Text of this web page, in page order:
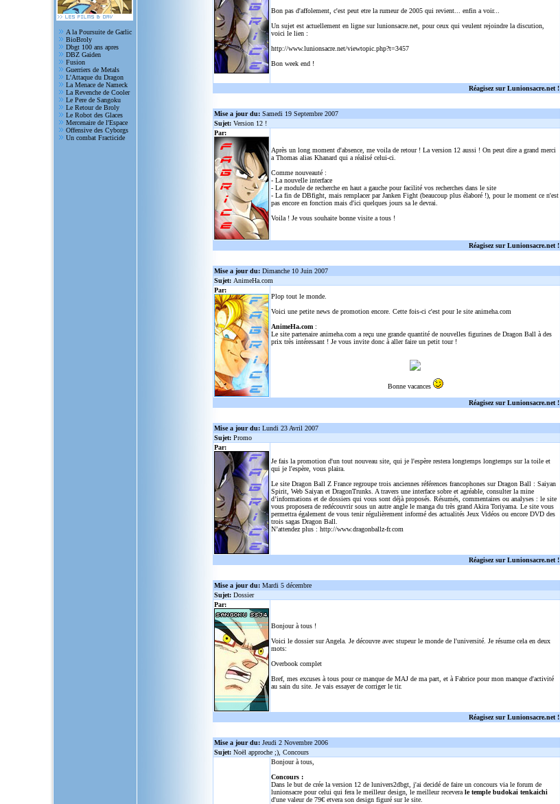
A la Poursuite de Garlic
BioBroly
Dbgt 100 ans apres
DBZ Gaiden
Fusion
Guerriers de Metals
L'Attaque du Dragon
La Menace de Nameck
La Revenche de Cooler
Le Pere de Sangoku
Le Retour de Broly
Le Robot des Glaces
Mercenaire de l'Espace
Offensive des Cyborgs
Un combat Fracticide
Bon pas d'affolement, c'est peut etre la rumeur de 2005 qui revient... enfin a voir...
Un sujet est actuellement en ligne sur lunionsacre.net, pour ceux qui veulent rejoindre la discution,
voici le lien :
http://www.lunionsacre.net/viewtopic.php?t=3457
Bon week end !
Réagisez sur Lunionsacre.net !
Mise a jour du: Samedi 19 Septembre 2007
Sujet: Version 12 !
Par:
Après un long moment d'absence, me voila de retour ! La version 12 aussi ! On peut dire a grand merci
a Thomas alias Khanard qui a réalisé celui-ci.
Comme nouveauté :
- La nouvelle interface
- Le module de recherche en haut a gauche pour facilité vos recherches dans le site
- La fin de DBfight, mais remplacer par Janken Fight (beaucoup plus élaboré !), pour le moment ce n'est
pas encore en fonction mais d'ici quelques jours sa le devrai.
Voila ! Je vous souhaite bonne visite a tous !
Réagisez sur Lunionsacre.net !
Mise a jour du: Dimanche 10 Juin 2007
Sujet: AnimeHa.com
Par:
Plop tout le monde.
Voici une petite news de promotion encore. Cette fois-ci c'est pour le site animeha.com
AnimeHa.com :
Le site partenaire animeha.com a reçu une grande quantité de nouvelles figurines de Dragon Ball à des
prix très intéressant ! Je vous invite donc à aller faire un petit tour !
Bonne vacances
Réagisez sur Lunionsacre.net !
Mise a jour du: Lundi 23 Avril 2007
Sujet: Promo
Par:
Je fais la promotion d'un tout nouveau site, qui je l'espère restera longtemps longtemps sur la toile et
qui je l'espère, vous plaira.
Le site Dragon Ball Z France regroupe trois anciennes références francophones sur Dragon Ball : Saiyan
Spirit, Web Saiyan et DragonTrunks. A travers une interface sobre et agréable, consulter la mine
d’informations et de dossiers qui vous sont déjà proposés. Résumés, commentaires ou analyses : le site
vous proposera de redécouvrir sous un autre angle le manga du très grand Akira Toriyama. Le site vous
permettra également de vous tenir régulièrement informé des actualités Jeux Vidéos ou encore DVD des
trois sagas Dragon Ball.
N’attendez plus : http://www.dragonballz-fr.com
Réagisez sur Lunionsacre.net !
Mise a jour du: Mardi 5 décembre
Sujet: Dossier
Par:
Bonjour à tous !
Voici le dossier sur Angela. Je découvre avec stupeur le monde de l'université. Je résume cela en deux
mots:
Overbook complet
Bref, mes excuses à tous pour ce manque de MAJ de ma part, et à Fabrice pour mon manque d'activité
au sain du site. Je vais essayer de corriger le tir.
Réagisez sur Lunionsacre.net !
Mise a jour du: Jeudi 2 Novembre 2006
Sujet: Noël approche ;), Concours
Bonjour à tous,
Concours :
Dans le but de crée la version 12 de lunivers2dbgt, j'ai decidé de faire un concours via le forum de
lunionsacre pour celui qui fera le meilleur design, le meilleur recevera le temple budokai tenkaichi
d'une valeur de 79€ etvera son design figuré sur le site.